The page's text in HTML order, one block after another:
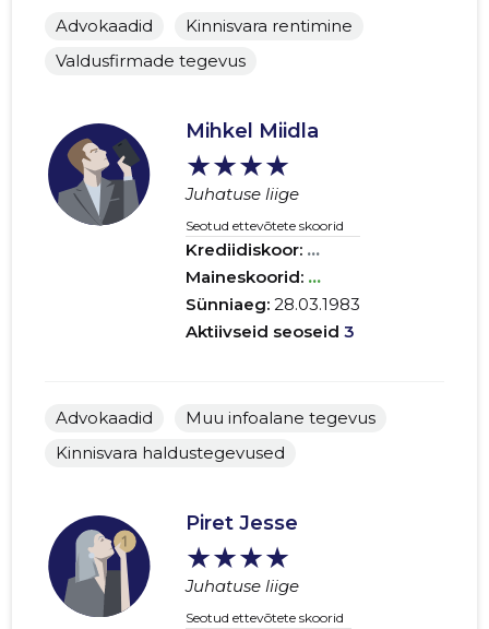
Advokaadid
Kinnisvara rentimine
Valdusfirmade tegevus
Mihkel Miidla
★★★★
Juhatuse liige
Seotud ettevõtete skoorid
Krediidiskoor: ...
Maineskoorid: ...
Sünniaeg:28.03.1983
Aktiivseid seoseid 3
Advokaadid
Muu infoalane tegevus
Kinnisvara haldustegevused
Piret Jesse
★★★★
Juhatuse liige
Seotud ettevõtete skoorid